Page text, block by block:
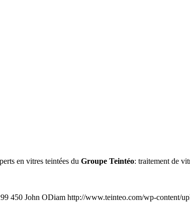
en vitres teintées du Groupe Teintéo: traitement de
450 John ODiam http://www.teinteo.com/wp-content/